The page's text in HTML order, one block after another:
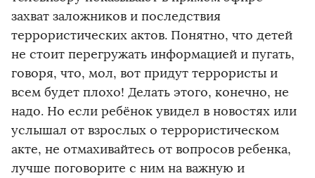
захват заложников и последствия
террористических актов. Понятно, что детей
не стоит перегружать информацией и пугать,
говоря, что, мол, вот придут террористы и
всем будет плохо! Делать этого, конечно, не
надо. Но если ребёнок увидел в новостях или
услышал от взрослых о террористическом
акте, не отмахивайтесь от вопросов ребенка,
лучше поговорите с ним на важную и